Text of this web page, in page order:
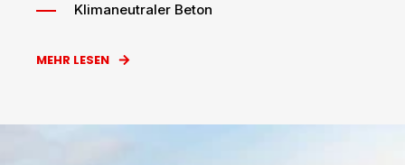
Klimaneutraler Beton
MEHR LESEN